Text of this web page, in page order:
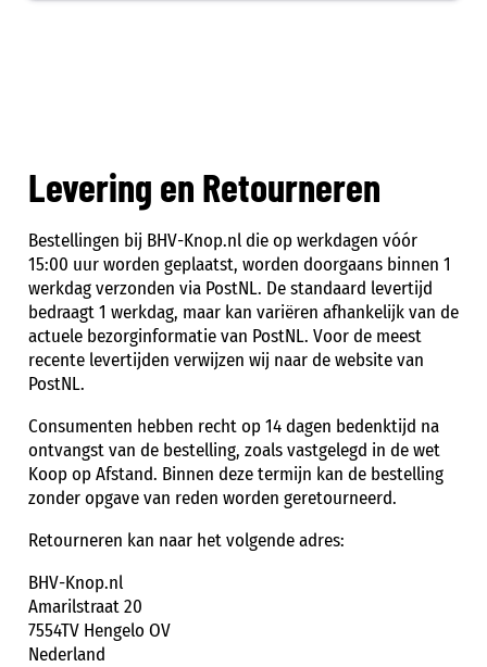
Levering en Retourneren
Bestellingen bij BHV-Knop.nl die op werkdagen vóór
15:00 uur worden geplaatst, worden doorgaans binnen 1
werkdag verzonden via PostNL. De standaard levertijd
bedraagt 1 werkdag, maar kan variëren afhankelijk van de
actuele bezorginformatie van PostNL. Voor de meest
recente levertijden verwijzen wij naar de website van
PostNL.
Consumenten hebben recht op 14 dagen bedenktijd na
ontvangst van de bestelling, zoals vastgelegd in de wet
Koop op Afstand. Binnen deze termijn kan de bestelling
zonder opgave van reden worden geretourneerd.
Retourneren kan naar het volgende adres:
BHV-Knop.nl
Amarilstraat 20
7554TV Hengelo OV
Nederland